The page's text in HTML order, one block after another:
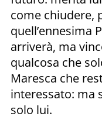
come chiudere,
quell’ennesima
arriverà, ma
qualcosa che
Maresca che
interessato: ma
solo lui.